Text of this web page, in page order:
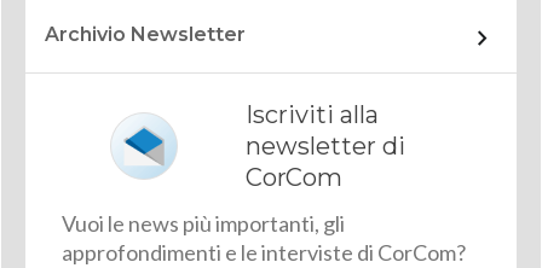
Archivio Newsletter
Iscriviti alla
newsletter di
CorCom
Vuoi le news più importanti, gli
approfondimenti e le interviste di CorCom?